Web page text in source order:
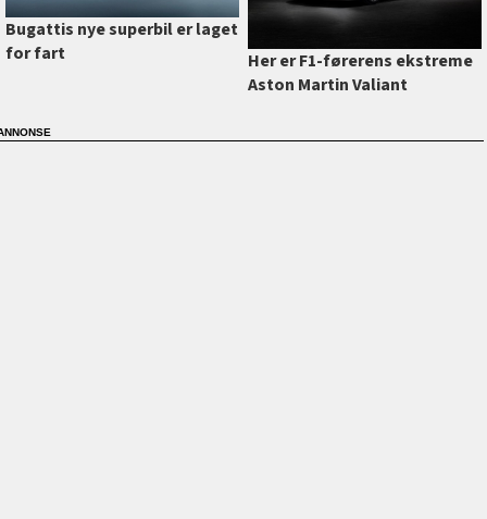
Bugattis nye superbil er laget
for fart
Her er F1-førerens ekstreme
Aston Martin Valiant